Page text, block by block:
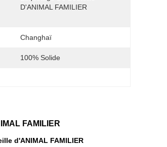
D'ANIMAL FAMILIER
Changhaï
100% Solide
FAMILIER
d'ANIMAL FAMILIER